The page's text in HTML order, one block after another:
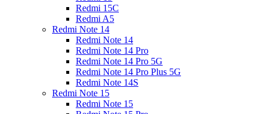
Redmi 15C
Redmi A5
Redmi Note 14
Redmi Note 14
Redmi Note 14 Pro
Redmi Note 14 Pro 5G
Redmi Note 14 Pro Plus 5G
Redmi Note 14S
Redmi Note 15
Redmi Note 15